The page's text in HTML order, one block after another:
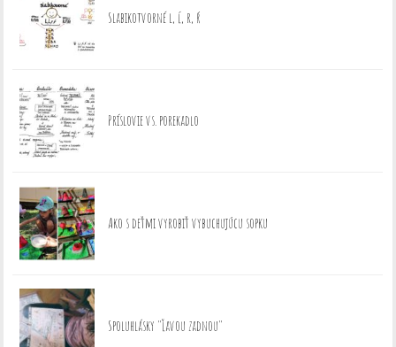
Slabikotvorné l, ĺ, r, ŕ
Príslovie vs. porekadlo
Ako s deťmi vyrobiť vybuchujúcu sopku
Spoluhlásky "ľavou zadnou"